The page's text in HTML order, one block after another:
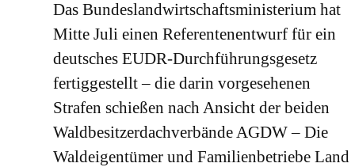
Das Bundeslandwirtschaftsministerium hat
Mitte Juli einen Referentenentwurf für ein
deutsches EUDR-Durchführungsgesetz
fertiggestellt – die darin vorgesehenen
Strafen schießen nach Ansicht der beiden
Waldbesitzerdachverbände AGDW – Die
Waldeigentümer und Familienbetriebe Land